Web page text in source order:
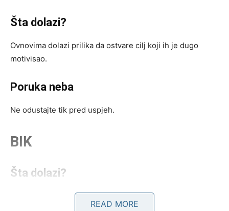
Šta dolazi?
Ovnovima dolazi prilika da ostvare cilj koji ih je dugo
motivisao.
Poruka neba
Ne odustajte tik pred uspjeh.
BIK
Šta dolazi?
Bikovi konačno osjećaju veći mir i sigurnost u
READ MORE